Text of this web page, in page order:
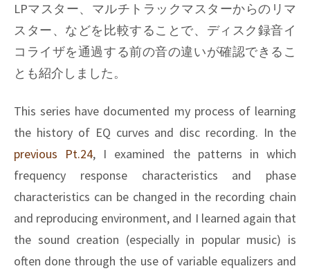
LPマスター、マルチトラックマスターからのリマ
スター、などを比較することで、ディスク録音イ
コライザを通過する前の音の違いが確認できるこ
とも紹介しました。
This series have documented my process of learning
the history of EQ curves and disc recording. In the
previous Pt.24, I examined the patterns in which
frequency response characteristics and phase
characteristics can be changed in the recording chain
and reproducing environment, and I learned again that
the sound creation (especially in popular music) is
often done through the use of variable equalizers and